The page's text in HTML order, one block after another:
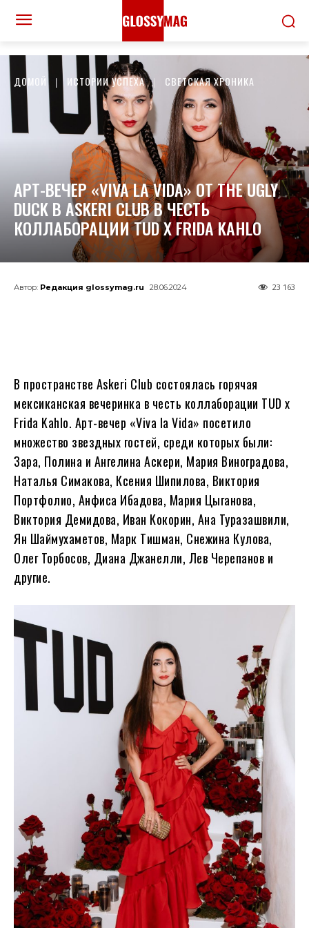
ДОМОЙ ИСТОРИИ УСПЕХА СВЕТСКАЯ ХРОНИКА
АРТ-ВЕЧЕР «VIVA LA VIDA» ОТ THE UGLY
DUCK В ASKERI CLUB В ЧЕСТЬ
КОЛЛАБОРАЦИИ TUD X FRIDA KAHLO
Автор: Редакция glossymag.ru 28.06.2024 23 163
В пространстве Askeri Club состоялась горячая
мексиканская вечеринка в честь коллаборации TUD x
Frida Kahlo. Арт-вечер «Viva la Vida» посетило
множество звездных гостей, среди которых были:
Зара, Полина и Ангелина Аскери, Мария Виноградова,
Наталья Симакова, Ксения Шипилова, Виктория
Портфолио, Анфиса Ибадова, Мария Цыганова,
Виктория Демидова, Иван Кокорин, Ана Туразашвили,
Ян Шаймухаметов, Марк Тишман, Снежина Кулова,
Олег Торбосов, Диана Джанелли, Лев Черепанов и
другие.